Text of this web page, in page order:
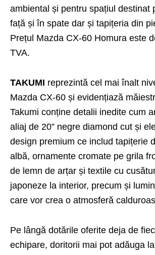
ambiental și pentru spațiul destinat
față și în spate dar și tapițeria din
Prețul Mazda CX-60 Homura este
TVA.
TAKUMI reprezintă cel mai înalt
Mazda CX-60 și evidențiază
Takumi conține detalii inedite cum
aliaj de 20” negre diamond cut și
design premium ce includ tapițerie
albă, ornamente cromate pe grila
de lemn de arțar și textile cu
japoneze la interior, precum și
care vor crea o atmosferă
Pe lângă dotările oferite deja de
echipare, doritorii mai pot adăuga